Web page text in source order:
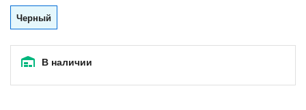
Черный
В наличии